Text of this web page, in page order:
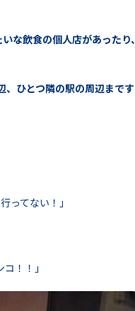
な飲食の個人店があったり、
、ひとつ隣の駅の周辺まです
ってない！」
！！」